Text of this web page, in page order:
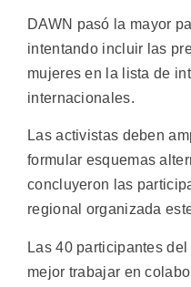
DAWN pasó la mayor
intentando incluir las
mujeres en la lista de
internacionales.
Las activistas deben
formular esquemas
concluyeron las
regional organizada
Las 40 participantes
mejor trabajar en